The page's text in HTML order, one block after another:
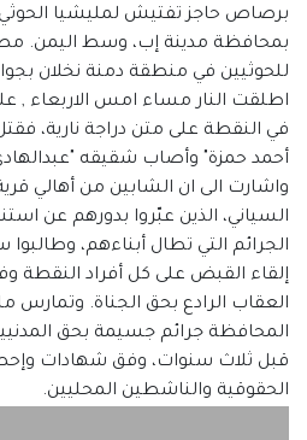
برصاص حاجز تفتيش لمليشيا
بمحافظة مدينة إب، وسط اليمن.
للحوثيين في منطقة دمنة نخلان
اطلقت النار مساء امس الاربعاء ,
في النقطة على متن دراجة نارية،
أحمد حمزة" وأصاب شقيقه
واشارت الى ان الشابين من أهالي
السياني، الذين عبّروا بدورهم عن
الجرائم التي تطال أبناءهم،
إلقاء القبض على كل أفراد النقطة
العقاب الرادع بحق الجناة. وتمارس
المحافظة جرائم جسيمة بحق
قبل ثلاث سنوات، وفق شهادات
الحقوقية والناشطين المحليين.